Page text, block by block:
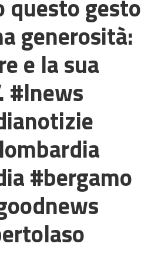
questo gesto
generosità:
e la sua
#lnews
#bergamo